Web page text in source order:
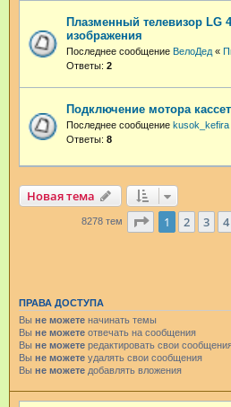
Плазменный телевизор LG
изображения
Последнее сообщение ВелоДед «
Ответы: 2
Подключение мотора
Последнее сообщение kusok_kefira
Ответы: 8
Новая тема
8278 тем Страница из
1 2 3 4
ПРАВА ДОСТУПА
Вы не можете начинать темы
Вы не можете отвечать на сообщения
Вы не можете редактировать свои
Вы не можете удалять свои сообщения
Вы не можете добавлять вложения